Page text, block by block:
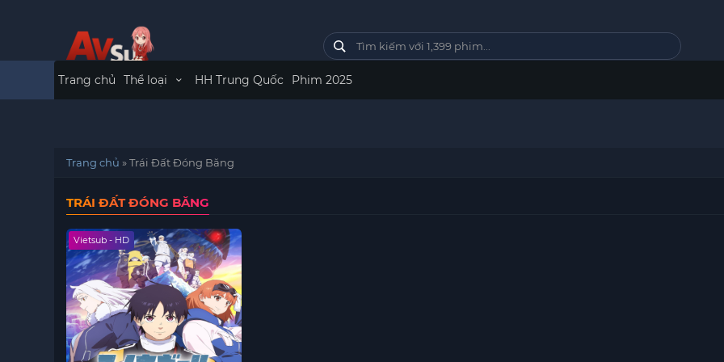
Trang chủ Thể loại HH Trung Quốc Phim 2025
Trang chủ »Trái Đất Đóng Băng
TRÁI ĐẤT ĐÓNG BĂNG
Vietsub - HD